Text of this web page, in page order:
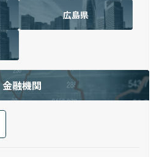
広島県
金融機関